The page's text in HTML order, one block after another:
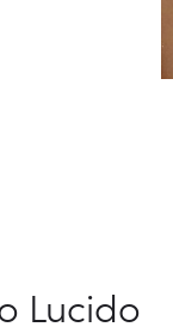
Lucido